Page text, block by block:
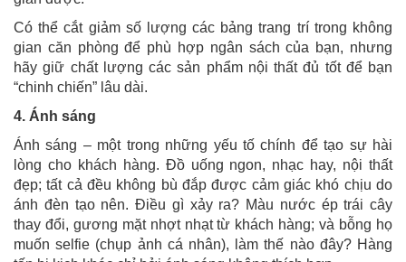
Có thể cắt giảm số lượng các bảng trang trí trong không
gian căn phòng để phù hợp ngân sách của bạn, nhưng
hãy giữ chất lượng các sản phẩm nội thất đủ tốt để bạn
“chinh chiến” lâu dài.
4. Ánh sáng
Ánh sáng – một trong những yếu tố chính để tạo sự hài
lòng cho khách hàng. Đồ uống ngon, nhạc hay, nội thất
đẹp; tất cả đều không bù đắp được cảm giác khó chịu do
ánh đèn tạo nên. Điều gì xảy ra? Màu nước ép trái cây
thay đổi, gương mặt nhợt nhạt từ khách hàng; và bỗng họ
muốn selfie (chụp ảnh cá nhân), làm thế nào đây? Hàng